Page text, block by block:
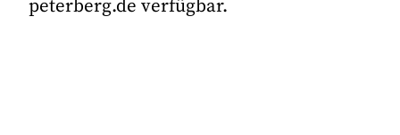
peterberg.de verfügbar.